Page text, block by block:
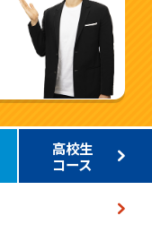
高校生
コース